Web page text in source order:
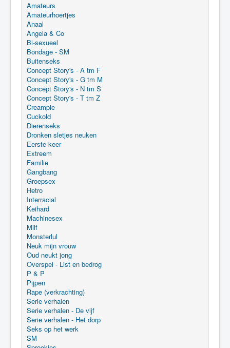
Amateurs
Amateurhoertjes
Anaal
Angela & Co
Bi-sexueel
Bondage - SM
Buitenseks
Concept Story's - A tm F
Concept Story's - G tm M
Concept Story's - N tm S
Concept Story's - T tm Z
Creampie
Cuckold
Dierenseks
Dronken sletjes neuken
Eerste keer
Extreem
Familie
Gangbang
Groepsex
Hetro
Interracial
Keihard
Machinesex
Milf
Monsterlul
Neuk mijn vrouw
Oud neukt jong
Overspel - List en bedrog
P & P
Pijpen
Rape (verkrachting)
Serie verhalen
Serie verhalen - De vijf
Serie verhalen - Het dorp
Seks op het werk
SM